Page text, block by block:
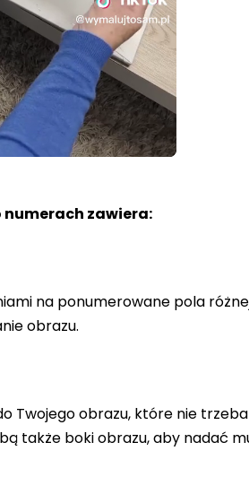
:
numerach zawiera:
na ponumerowane pola
obrazu.
Twojego obrazu, które nie
także boki obrazu, aby nadać